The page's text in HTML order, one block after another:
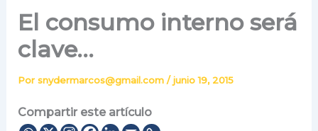
El consumo interno será
clave…
Por snydermarcos@gmail.com /junio 19, 2015
Compartir este artículo